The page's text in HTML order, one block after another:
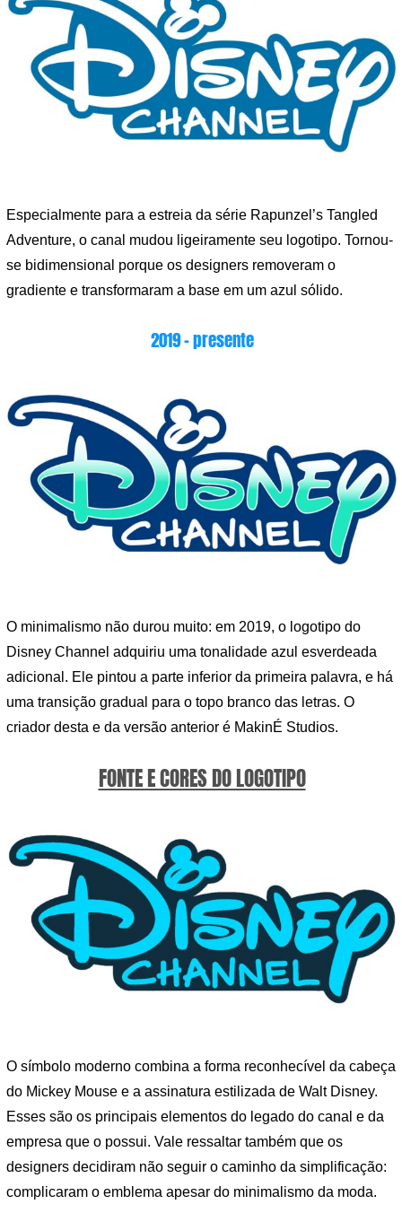
Especialmente para a estreia da série Rapunzel’s Tangled
Adventure, o canal mudou ligeiramente seu logotipo. Tornou-
se bidimensional porque os designers removeram o
gradiente e transformaram a base em um azul sólido.
2019 – presente
O minimalismo não durou muito: em 2019, o logotipo do
Disney Channel adquiriu uma tonalidade azul esverdeada
adicional. Ele pintou a parte inferior da primeira palavra, e há
uma transição gradual para o topo branco das letras. O
criador desta e da versão anterior é MakinÉ Studios.
FONTE E CORES DO LOGOTIPO
O símbolo moderno combina a forma reconhecível da cabeça
do Mickey Mouse e a assinatura estilizada de Walt Disney.
Esses são os principais elementos do legado do canal e da
empresa que o possui. Vale ressaltar também que os
designers decidiram não seguir o caminho da simplificação:
complicaram o emblema apesar do minimalismo da moda.